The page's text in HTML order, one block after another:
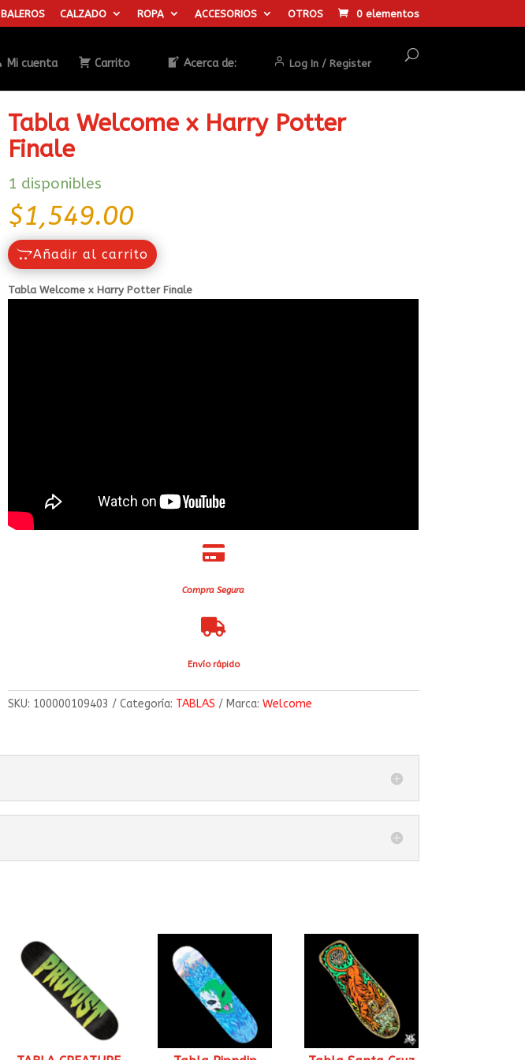
BALEROS CALZADO ROPA ACCESORIOS OTROS 0 elementos
Mi cuenta Carrito Acerca de: Log In / Register
Búsqueda
Tabla Welcome x Harry Potter
Finale
1 disponibles
$1,549.00
Añadir al carrito
Tabla Welcome x Harry Potter Finale

Compra Segura

Envío rápido
SKU: 100000109403 Categoría: TABLAS Marca:Welcome